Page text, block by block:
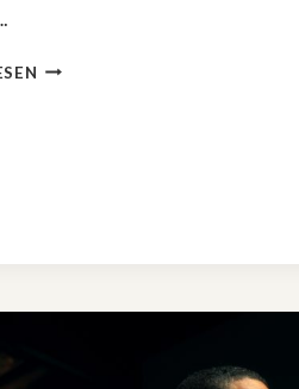
»28
ÜBER
FORTSETZUNG